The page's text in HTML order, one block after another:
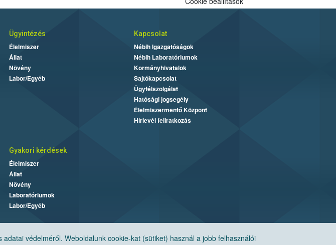
védelméről. Weboldalunk cookie-kat (sütiket) használ a jobb felhasználói
Ügyintézés
Élelmiszer
Állat
Növény
Labor/Egyéb
Kapcsolat
Nébih Igazgatóságok
Nébih Laboratóriumok
Kormányhivatalok
Sajtókapcsolat
Ügyfélszolgálat
Hatósági jogsegély
Élelmiszermentő Központ
Hírlevél feliratkozás
Gyakori kérdések
Élelmiszer
Állat
Növény
Laboratóriumok
Labor/Egyéb